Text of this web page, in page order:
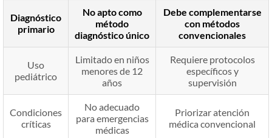
Diagnóstico
primario
No apto como
método
diagnóstico único
Debe complementarse
con métodos
convencionales
Uso
pediátrico
Limitado en niños
menores de 12
años
Requiere protocolos
específicos y
supervisión
Condiciones
críticas
No adecuado
para emergencias
médicas
Priorizar atención
médica convencional